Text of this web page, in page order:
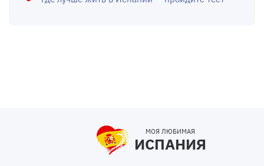
МОЯ ЛЮБИМАЯ
ИСПАНИЯ